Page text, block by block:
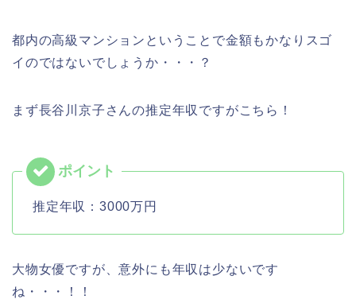
都内の高級マンションということで金額もかなりスゴ
イのではないでしょうか・・・？
まず長谷川京子さんの推定年収ですがこちら！
推定年収：3000万円
大物女優ですが、意外にも年収は少ないです
ね・・・！！